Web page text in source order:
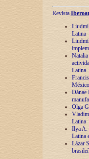
Revista
Latina
Latina
Dánae
Olga
Latina
Ilya A.
Latina
Lázar